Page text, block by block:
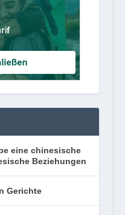
eine chinesische
Beziehungen
Gerichte